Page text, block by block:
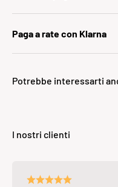
Paga a rate con Klarna